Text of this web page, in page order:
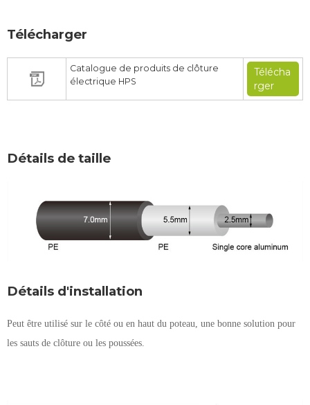
Télécharger
Catalogue de produits de clôture
électrique HPS
Télécha
rger
Détails de taille
Détails d'installation
Peut être utilisé sur le côté ou en haut du poteau, une bonne solution pour
les sauts de clôture ou les poussées.